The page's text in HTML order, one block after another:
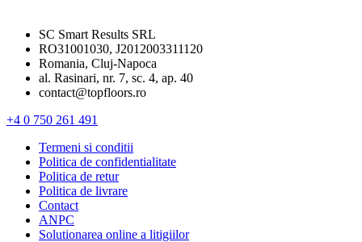
SC Smart Results SRL
RO31001030, J2012003311120
Romania, Cluj-Napoca
al. Rasinari, nr. 7, sc. 4, ap. 40
contact@topfloors.ro
+4 0 750 261 491
Termeni si conditii
Politica de confidentialitate
Politica de retur
Politica de livrare
Contact
ANPC
Solutionarea online a litigiilor